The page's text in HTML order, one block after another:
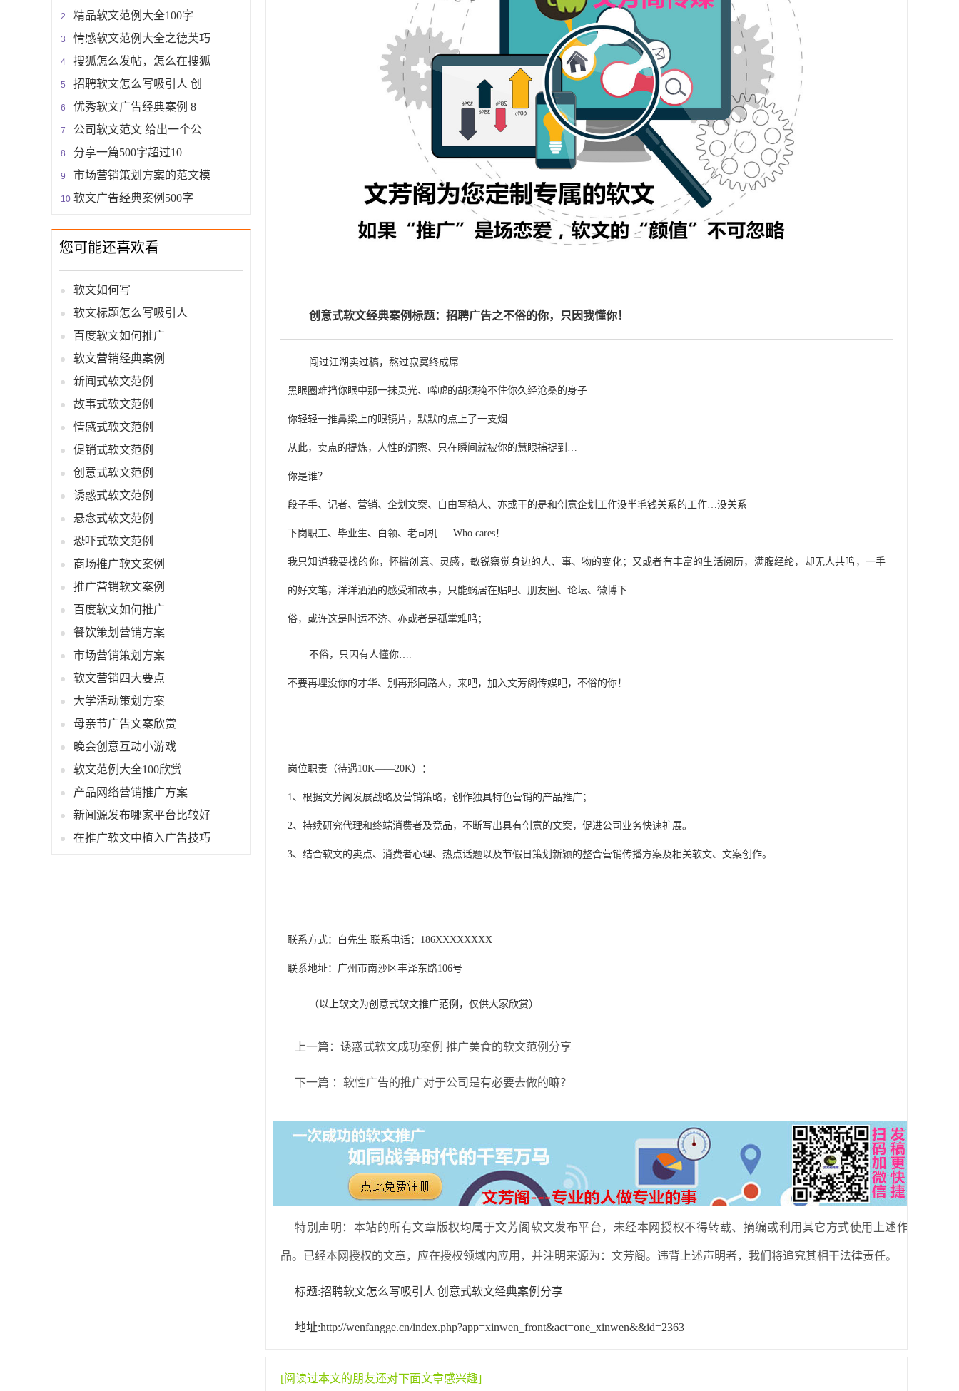
精品软文范例大全100字
情感软文范例大全之德芙巧
搜狐怎么发帖，怎么在搜狐
招聘软文怎么写吸引人 创
优秀软文广告经典案例 8
公司软文范文 给出一个公
分享一篇500字超过10
市场营销策划方案的范文模
软文广告经典案例500字
您可能还喜欢看
软文如何写
软文标题怎么写吸引人
百度软文如何推广
软文营销经典案例
新闻式软文范例
故事式软文范例
情感式软文范例
促销式软文范例
创意式软文范例
诱惑式软文范例
悬念式软文范例
恐吓式软文范例
商场推广软文案例
推广营销软文案例
百度软文如何推广
餐饮策划营销方案
市场营销策划方案
软文营销四大要点
大学活动策划方案
母亲节广告文案欣赏
晚会创意互动小游戏
软文范例大全100欣赏
产品网络营销推广方案
新闻源发布哪家平台比较好
在推广软文中植入广告技巧
创意式软文经典案例标题：招聘广告之不俗的你，只因我懂你！
闯过江湖卖过稿，熬过寂寞终成屌
黑眼圈难挡你眼中那一抹灵光、唏嘘的胡须掩不住你久经沧桑的身子
你轻轻一推鼻梁上的眼镜片，默默的点上了一支烟..
从此，卖点的提炼，人性的洞察、只在瞬间就被你的慧眼捕捉到…
你是谁？
段子手、记者、营销、企划文案、自由写稿人、亦或干的是和创意企划工作没半毛钱关系的工作…没关系
下岗职工、毕业生、白领、老司机…..Who cares！
我只知道我要找的你，怀揣创意、灵感，敏锐察觉身边的人、事、物的变化；又或者有丰富的生活阅历，满腹经纶，却无人共鸣，一手
的好文笔，洋洋洒洒的感受和故事，只能蜗居在贴吧、朋友圈、论坛、微博下……
俗，或许这是时运不济、亦或者是孤掌难鸣；
不俗，只因有人懂你….
不要再埋没你的才华、别再形同路人，来吧，加入文芳阁传媒吧，不俗的你！
岗位职责（待遇10K——20K）：
1、根据文芳阁发展战略及营销策略，创作独具特色营销的产品推广；
2、持续研究代理和终端消费者及竞品，不断写出具有创意的文案，促进公司业务快速扩展。
3、结合软文的卖点、消费者心理、热点话题以及节假日策划新颖的整合营销传播方案及相关软文、文案创作。
联系方式：白先生 联系电话：186XXXXXXXX
联系地址：广州市南沙区丰泽东路106号
（以上软文为创意式软文推广范例，仅供大家欣赏）
上一篇：诱惑式软文成功案例 推广美食的软文范例分享
下一篇 ：软性广告的推广对于公司是有必要去做的嘛？
特别声明：本站的所有文章版权均属于文芳阁软文发布平台，未经本网授权不得转载、摘编或利用其它方式使用上述作
品。已经本网授权的文章，应在授权领域内应用，并注明来源为：文芳阁。违背上述声明者，我们将追究其相干法律责任。
标题:招聘软文怎么写吸引人 创意式软文经典案例分享
地址:http://wenfangge.cn/index.php?app=xinwen_front&act=one_xinwen&&id=2363
[阅读过本文的朋友还对下面文章感兴趣]